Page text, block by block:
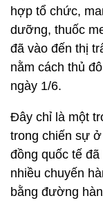
hợp tổ chức,
dưỡng, thuốc
đã vào đến thị
nằm cách thủ
ngày 1/6.
Đây chỉ là một
trong chiến sự
đồng quốc tế
nhiều chuyến
bằng đường